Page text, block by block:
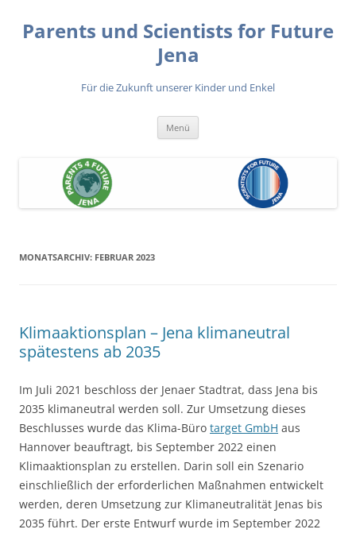
springen
Parents und Scientists for Future
Jena
Für die Zukunft unserer Kinder und Enkel
Menü
MONATSARCHIV: FEBRUAR 2023
Klimaaktionsplan – Jena klimaneutral
spätestens ab 2035
Im Juli 2021 beschloss der Jenaer Stadtrat, dass Jena bis
2035 klimaneutral werden soll. Zur Umsetzung dieses
Beschlusses wurde das Klima-Büro target GmbH aus
Hannover beauftragt, bis September 2022 einen
Klimaaktionsplan zu erstellen. Darin soll ein Szenario
einschließlich der erforderlichen Maßnahmen entwickelt
werden, deren Umsetzung zur Klimaneutralität Jenas bis
2035 führt. Der erste Entwurf wurde im September 2022